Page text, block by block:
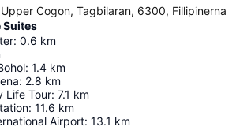
Cogon, Tagbilaran, 6300, Fillipinerna
Suites
: 0.6 km
: 1.4 km
: 2.8 km
Life Tour: 7.1 km
: 11.6 km
Airport: 13.1 km